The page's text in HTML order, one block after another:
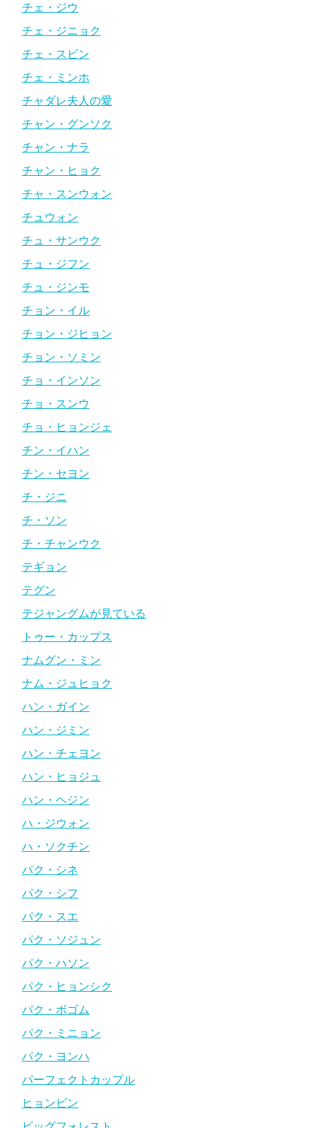
チェ・ジウ
チェ・ジニョク
チェ・スビン
チェ・ミンホ
チャダレ夫人の愛
チャン・グンソク
チャン・ナラ
チャン・ヒョク
チャ・スンウォン
チュウォン
チュ・サンウク
チュ・ジフン
チュ・ジンモ
チョン・イル
チョン・ジヒョン
チョン・ソミン
チョ・インソン
チョ・スンウ
チョ・ヒョンジェ
チン・イハン
チン・セヨン
チ・ジニ
チ・ソン
チ・チャンウク
テギョン
テグン
テジャングムが見ている
トゥー・カップス
ナムグン・ミン
ナム・ジュヒョク
ハン・ガイン
ハン・ジミン
ハン・チェヨン
ハン・ヒョジュ
ハン・ヘジン
ハ・ジウォン
ハ・ソクチン
パク・シネ
パク・シフ
パク・スエ
パク・ソジュン
パク・ハソン
パク・ヒョンシク
パク・ボゴム
パク・ミニョン
パク・ヨンハ
パーフェクトカップル
ヒョンビン